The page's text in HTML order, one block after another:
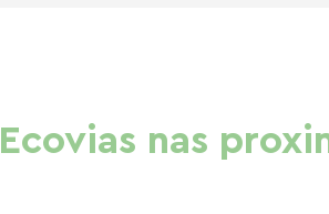
Ecovias nas